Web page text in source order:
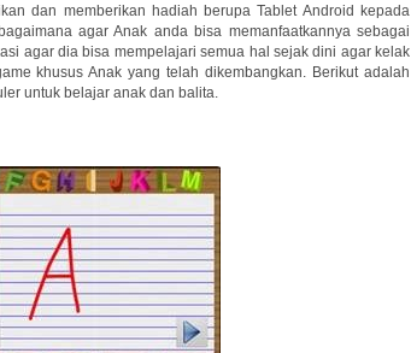
dan memberikan hadiah berupa Tablet Android kepada
agar Anak anda bisa memanfaatkannya sebagai
agar dia bisa mempelajari semua hal sejak dini agar kelak
khusus Anak yang telah dikembangkan. Berikut adalah
untuk belajar anak dan balita.